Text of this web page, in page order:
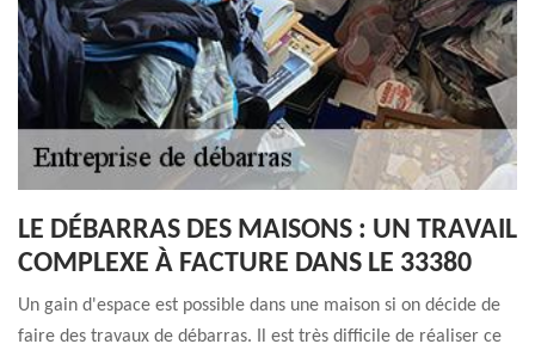
LE DÉBARRAS DES MAISONS : UN TRAVAIL
COMPLEXE À FACTURE DANS LE 33380
Un gain d'espace est possible dans une maison si on décide de
faire des travaux de débarras. Il est très difficile de réaliser ce